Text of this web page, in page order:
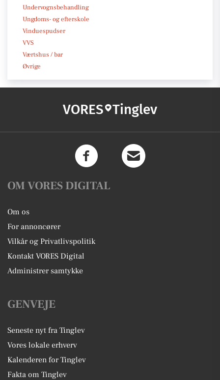
Undervognsbehandling
Ungdoms- og efterskole
Vinduespudser
VVS
Værtshus / bar
Øvrige
VORES Tinglev
OM VORES DIGITAL
Om os
For annoncører
Vilkår og Privatlivspolitik
Kontakt VORES Digital
Administrer samtykke
GENVEJE
Seneste nyt fra Tinglev
Vores lokale erhverv
Kalenderen for Tinglev
Fakta om Tinglev